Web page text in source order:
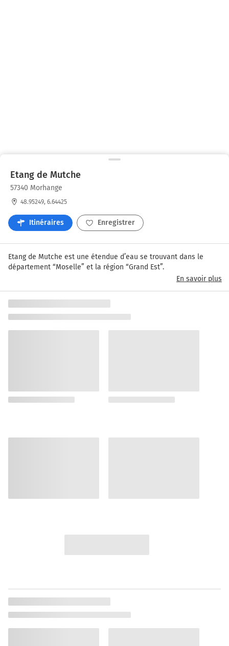
Etang de Mutche
57340 Morhange
48.95249, 6.64425
Itinéraires Enregistrer
Etang de Mutche est une étendue d’eau se trouvant dans le
département “Moselle” et la région “Grand Est”.
En savoir plus